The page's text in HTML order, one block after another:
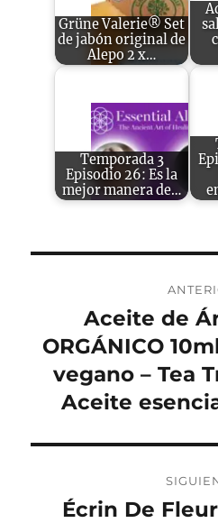
Grüne Valerie® Set
de jabón original de
Alepo 2 x…
Temporada 3
Episodio 26: Es la
mejor manera de…
entradas
Entrada
anterior:
Aceite de
ORGÁNICO
vegano – Tea
Aceite
EntradaÉcrin De